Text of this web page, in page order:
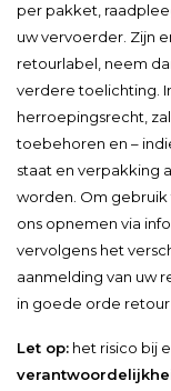
per pakket,
uw vervoerder. Zijn
retourlabel, neem
verdere toelichting.
herroepingsrecht,
toebehoren en –
staat en verpakking
worden. Om
ons opnemen via
vervolgens het
aanmelding van uw
in goede orde retour
Let op: het risico bij